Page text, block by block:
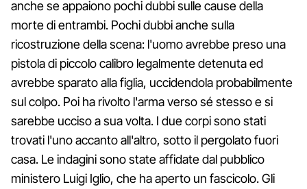
anche se appaiono pochi dubbi sulle cause della
morte di entrambi. Pochi dubbi anche sulla
ricostruzione della scena: l'uomo avrebbe preso una
pistola di piccolo calibro legalmente detenuta ed
avrebbe sparato alla figlia, uccidendola probabilmente
sul colpo. Poi ha rivolto l'arma verso sé stesso e si
sarebbe ucciso a sua volta. I due corpi sono stati
trovati l'uno accanto all'altro, sotto il pergolato fuori
casa. Le indagini sono state affidate dal pubblico
ministero Luigi Iglio, che ha aperto un fascicolo. Gli